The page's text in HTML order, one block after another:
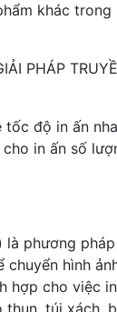
khác trong
tốc độ in ấn
in ấn số
là phương
chuyển hình
hợp cho việc
thun, túi xách,